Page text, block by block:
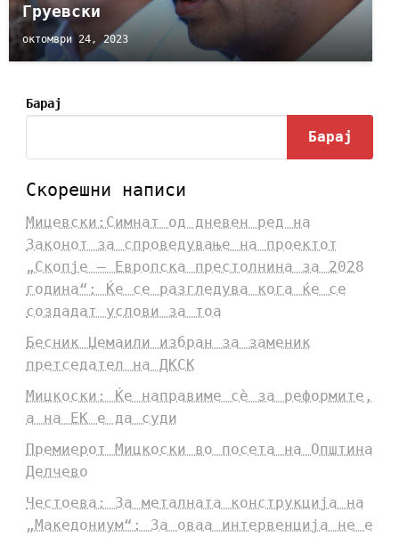
Груевски
октомври 24, 2023
Барај
Барај
Скорешни написи
Мицевски:Симнат од дневен ред на
Законот за спроведување на проектот
„Скопје – Европска престолнина за 2028
година“: Ќе се разгледува кога ќе се
создадат услови за тоа
Бесник Џемаили избран за заменик
претседател на ДКСК
Мицкоски: Ќе направиме сè за реформите,
а на ЕК е да суди
Премиерот Мицкоски во посета на Општина
Делчево
Честоева: За металната конструкција на
„Македониум“: За оваа интервенција не е